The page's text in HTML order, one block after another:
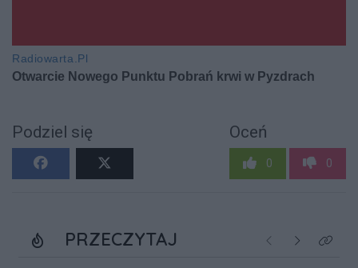
Podziel się Oceń
0 0
PRZECZYTAJ Poprzednie
NastępneKliknij